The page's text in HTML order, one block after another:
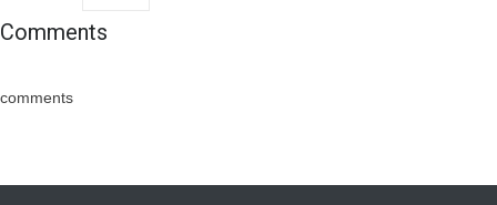
Comments
comments